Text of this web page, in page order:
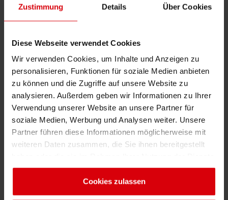
Zustimmung Details Über Cookies
Diese Webseite verwendet Cookies
Wir verwenden Cookies, um Inhalte und Anzeigen zu
personalisieren, Funktionen für soziale Medien anbieten
zu können und die Zugriffe auf unsere Website zu
analysieren. Außerdem geben wir Informationen zu Ihrer
Verwendung unserer Website an unsere Partner für
soziale Medien, Werbung und Analysen weiter. Unsere
Partner führen diese Informationen möglicherweise mit
weiteren Daten zusammen, die Sie ihnen bereitgestellt
gesammelt haben. Sie geben Einwilligung zu unseren
Cookies, wenn Sie unsere Webseite weiterhin nutzen.
Cookies zulassen
Sicherstellung des standardisierten
Prozessfensters bei
Vermeidung von nicht-konformen Materialien
Zertifizierung geeigneter Druckfarbenlösungen
für cPET-basierte Etiketten
Kompromisslose technische und PSR-
bezogene Leistung, zertifiziert von Verbänden
wie APR (EPBP vorgesehen)
Vermeidung von Problemen wie
Waschwasserverunreinigungen, um einen
wirtschaftlich und ökologisch guten Prozess zu